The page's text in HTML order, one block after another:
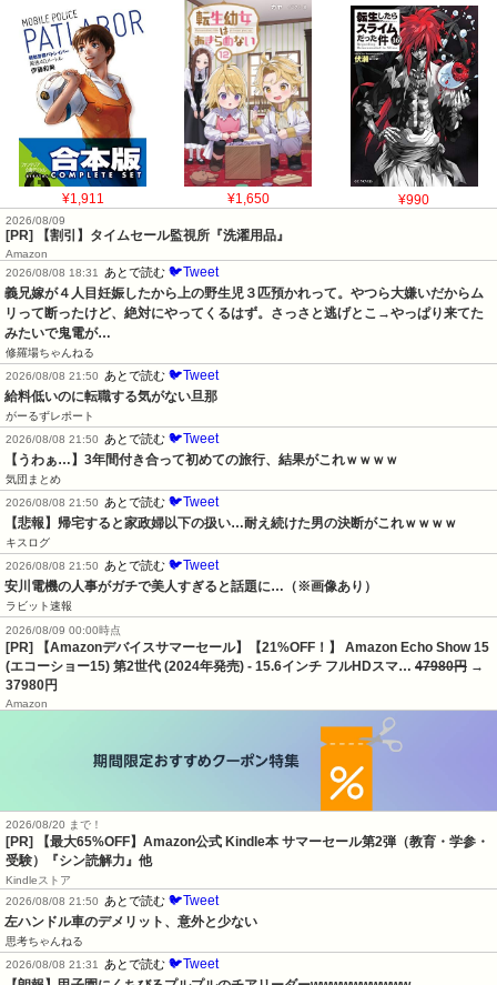
¥1,911 ¥1,650 ¥990
2026/08/09
[PR] 【割引】タイムセール監視所『洗濯用品』
Amazon
2026/08/08 18:31
あとで読む 🐦Tweet
義兄嫁が４人目妊娠したから上の野生児３匹預かれって。やつら大嫌いだからム
リって断ったけど、絶対にやってくるはず。さっさと逃げとこ→やっぱり来てた
みたいで鬼電が…
修羅場ちゃんねる
2026/08/08 21:50
あとで読む 🐦Tweet
給料低いのに転職する気がない旦那
がーるずレポート
2026/08/08 21:50
あとで読む 🐦Tweet
【うわぁ…】3年間付き合って初めての旅行、結果がこれｗｗｗｗ
気団まとめ
2026/08/08 21:50
あとで読む 🐦Tweet
【悲報】帰宅すると家政婦以下の扱い…耐え続けた男の決断がこれｗｗｗｗ
キスログ
2026/08/08 21:50
あとで読む 🐦Tweet
安川電機の人事がガチで美人すぎると話題に…（※画像あり）
ラビット速報
2026/08/09 00:00時点
[PR] 【Amazonデバイスサマーセール】【21%OFF！】 Amazon Echo Show 15
(エコーショー15) 第2世代 (2024年発売) - 15.6インチ フルHDスマ… 47980円 →
37980円
Amazon
2026/08/20 まで！
[PR]
【最大65%OFF】Amazon公式 Kindle本 サマーセール第2弾（教育・学参・
受験）『シン読解力』他
Kindleストア
2026/08/08 21:50
あとで読む 🐦Tweet
左ハンドル車のデメリット、意外と少ない
思考ちゃんねる
2026/08/08 21:31
あとで読む 🐦Tweet